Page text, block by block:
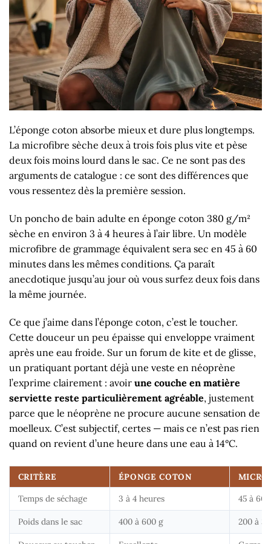
L’éponge coton absorbe mieux et dure plus longtemps.
La microfibre sèche deux à trois fois plus vite et pèse
deux fois moins lourd dans le sac. Ce ne sont pas des
arguments de catalogue : ce sont des différences que
vous ressentez dès la première session.
Un poncho de bain adulte en éponge coton 380 g/m²
sèche en environ 3 à 4 heures à l’air libre. Un modèle
microfibre de grammage équivalent sera sec en 45 à 60
minutes dans les mêmes conditions. Ça paraît
anecdotique jusqu’au jour où vous surfez deux fois dans
la même journée.
Ce que j’aime dans l’éponge coton, c’est le toucher.
Cette douceur un peu épaisse qui enveloppe vraiment
après une eau froide. Sur un forum de kite et de glisse,
un pratiquant portant déjà une veste en néoprène
l’exprime clairement : avoir une couche en matière
serviette reste particulièrement agréable, justement
parce que le néoprène ne procure aucune sensation de
moelleux. C’est subjectif, certes — mais ce n’est pas rien
quand on revient d’une heure dans une eau à 14°C.
CRITÈRE ÉPONGE COTON
Temps de séchage
3 à 4 heures 45 à 60
Poids dans le sac 400 à 600 g 200 à